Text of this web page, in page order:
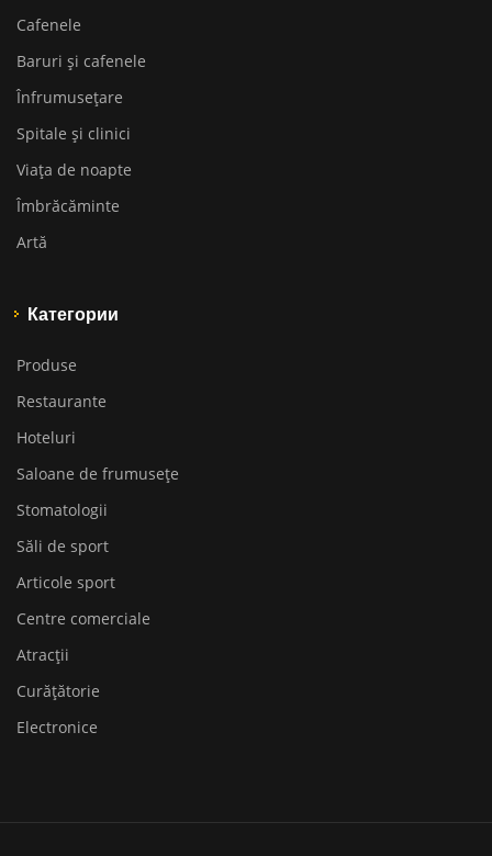
Cafenele
Baruri și cafenele
Înfrumusețare
Spitale și clinici
Viața de noapte
Îmbrăcăminte
Artă
Категории
Produse
Restaurante
Hoteluri
Saloane de frumusețe
Stomatologii
Săli de sport
Articole sport
Centre comerciale
Atracții
Curățătorie
Electronice